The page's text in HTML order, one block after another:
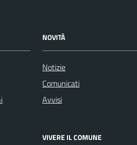
NOVITÀ
Notizie
Comunicati
Avvisi
VIVERE IL COMUNE